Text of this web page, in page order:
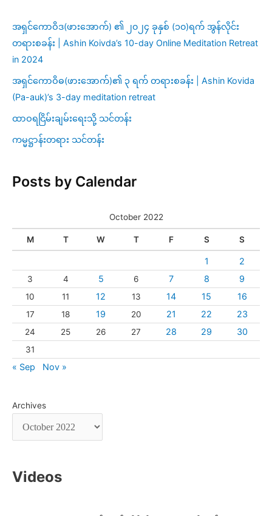
အရှင်ကောဝိဒ(ဖားအောက်) ၏ ၂၀၂၄ ခုနှစ် (၁၀)ရက် အွန်လိုင်း
တရားစခန်း | Ashin Koivda’s 10-day Online Meditation Retreat
in 2024
အရှင်ကောဝိဓ(ဖားအောက်)၏ ၃ ရက် တရားစခန်း | Ashin Kovida
(Pa-auk)’s 3-day meditation retreat
ထာဝရငြိမ်းချမ်းရေးသို့ သင်တန်း
ကမ္မဋ္ဌာန်းတရား သင်တန်း
Posts by Calendar
October 2022
M T W T F S S
1 2
3 4 5 6 7 8 9
10 11 12 13 14 15 16
17 18 19 20 21 22 23
24 25 26 27 28 29 30
31
« Sep Nov »
Archives
Videos